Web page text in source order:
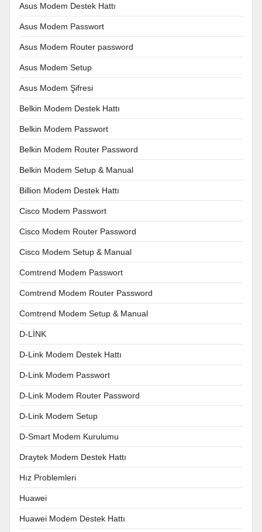
Asus Modem Destek Hattı
Asus Modem Passwort
Asus Modem Router password
Asus Modem Setup
Asus Modem Şifresi
Belkin Modem Destek Hattı
Belkin Modem Passwort
Belkin Modem Router Password
Belkin Modem Setup & Manual
Billion Modem Destek Hattı
Cisco Modem Passwort
Cisco Modem Router Password
Cisco Modem Setup & Manual
Comtrend Modem Passwort
Comtrend Modem Router Password
Comtrend Modem Setup & Manual
D-LİNK
D-Link Modem Destek Hattı
D-Link Modem Passwort
D-Link Modem Router Password
D-Link Modem Setup
D-Smart Modem Kurulumu
Draytek Modem Destek Hattı
Hız Problemleri
Huawei
Huawei Modem Destek Hattı